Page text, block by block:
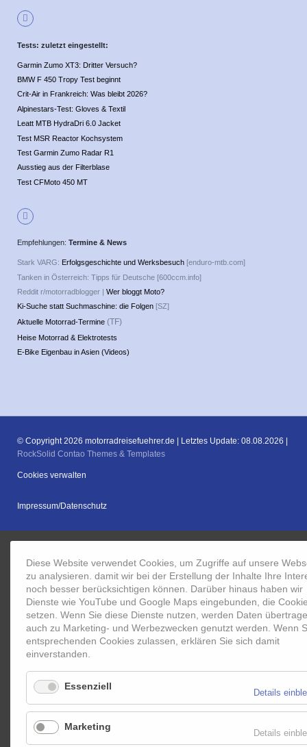
Tests: zuletzt eingestellt:
Garmin Zumo XT3: Dritter Versuch?
BMW F 450 Tropy Test beginnt
Crit-Air in Frankreich: Was bleibt 2026?
Alpinestars-Test: Gloves & Textil
Leatt MTB HydraDri 6.0 Jacket
Test MSR Reactor Kochsystem
Test Garmin Zumo Radar R1
Ausstieg aus der Filterblase
Test CFMoto 450 MT
Empfehlungen: Termine & News
Stark VARG: Erfolgsgeschichte und Werksbesuch[enduro-mtb.com]
Tanken in Österreich: Tipps für Deutsche [600ccm.info]
Reddit r/motorradblogger | Wer bloggt Moto?
Ki-Suche statt Suchmaschine: die Folgen[SZ]
Aktuelle Motorrad-Termine(TF)
Heise Motorrad & Elektrotests
E-Bike Eigenbau in Asien (Videos)
© Copyright 2026 motorradreisefuehrer.de | Letztes Update: 08.08.2026 |
RockSolid Contao Themes & Templates
Cookies verwalten
Navigation
Impressum/Datenschutz
Diese Website verwendet Cookies, um Zugriffe auf unsere
zu analysieren. damit wir bei der Erstellung der Inhalte Ihre
noch besser berücksichtigen können. Darüber hinaus haben wir
Dienste wie YouTube und Google Maps eingebunden, die
setzen. Wenn Sie diese Dienste nutzen, werden Daten
auch zu Marketing- und Werbezwecken genutzt werden. Wenn
entsprechenden Cookies zulassen, erklären Sie sich damit
einverstanden.
Essenziell
Details
Marketing
Details